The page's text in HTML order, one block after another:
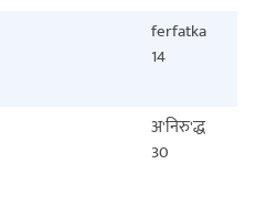
ferfatka
14
अ'निरु'द्ध
30